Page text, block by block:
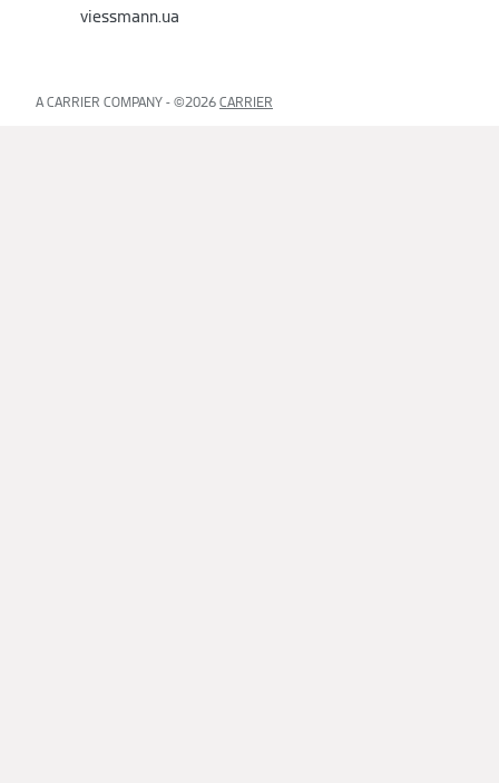
viessmann.ua
A CARRIER COMPANY - ©2026 CARRIER